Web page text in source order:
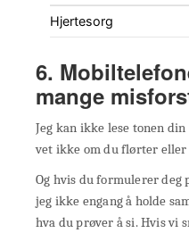
Hjertesorg
6.
mange
Jeg kan ikke lese tonen
vet ikke om du flørter
Og hvis du formulerer
jeg ikke engang å holde
hva du prøver å si. Hvis vi